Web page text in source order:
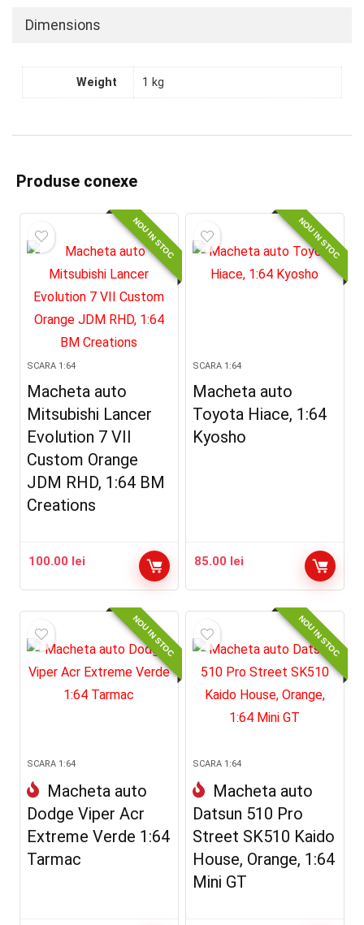
Dimensions
Weight 1 kg
Produse conexe
NOU IN STOC
SCARA 1:64
Macheta auto
Mitsubishi Lancer
Evolution 7 VII
Custom Orange
JDM RHD, 1:64 BM
Creations
100.00 lei
NOU IN STOC
SCARA 1:64
Macheta auto
Toyota Hiace, 1:64
Kyosho
85.00 lei
NOU IN STOC
SCARA 1:64
Macheta auto
Dodge Viper Acr
Extreme Verde 1:64
Tarmac
NOU IN STOC
SCARA 1:64
Macheta auto
Datsun 510 Pro
Street SK510 Kaido
House, Orange, 1:64
Mini GT